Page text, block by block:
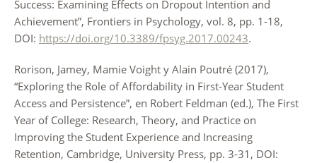
Success: Examining Effects on Dropout Intention and
Achievement”, Frontiers in Psychology, vol. 8, pp. 1-18,
DOI: https://doi.org/10.3389/fpsyg.2017.00243.
Rorison, Jamey, Mamie Voight y Alain Poutré (2017),
“Exploring the Role of Affordability in First-Year Student
Access and Persistence”, en Robert Feldman (ed.), The First
Year of College: Research, Theory, and Practice on
Improving the Student Experience and Increasing
Retention, Cambridge, University Press, pp. 3-31, DOI: